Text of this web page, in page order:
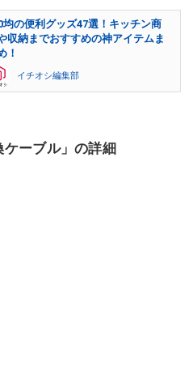
均の便利グッズ47選！キッチン商
収納までおすすめの神アイテムま
！
イチオシ編集部
ーブル」の詳細